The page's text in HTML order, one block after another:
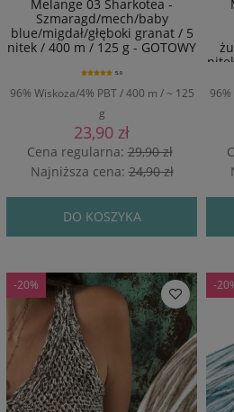
Melange 03 Sharkotea -
Szmaragd/mech/baby
blue/migdał/głęboki granat / 5
nitek / 400 m / 125 g - GOTOWY
96% Wiskoza/4% PBT / 400 m / ~ 125
g
5.0
23,90 zł
Cena regularna:29,90 zł
Najniższa cena:24,90 zł
DO KOSZYKA
-20% -